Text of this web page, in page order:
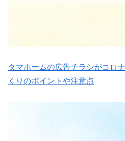
タマホームの広告チラシがコロ
くりのポイントや注意点